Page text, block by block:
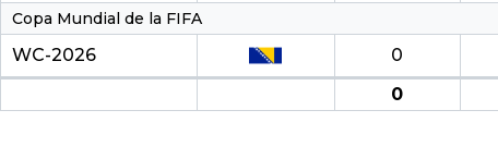
Copa Mundial de la FIFA
WC-2026 0
0